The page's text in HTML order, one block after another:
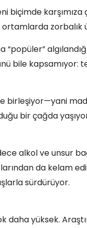
biçimde
zorbalık
bile
birleşiyor—yani
bir çağda
alkol ve unsur
da kelam
sürdürüyor.
daha yüksek.